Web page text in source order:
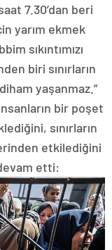
7.30’dan beri
yarım ekmek
sıkıntımızı
biri sınırların
yaşanmaz.”
bir poşet
sınırların
etkilediğini
etti: